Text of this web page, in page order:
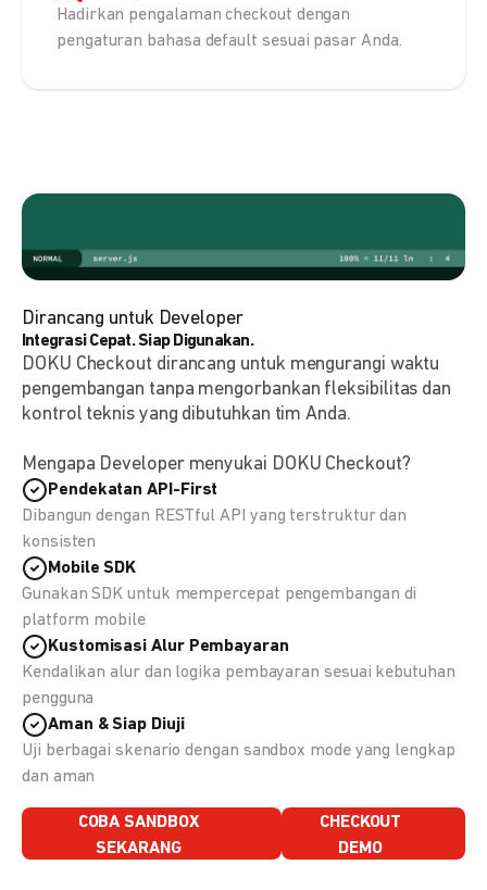
Hadirkan pengalaman checkout dengan
pengaturan bahasa default sesuai pasar Anda.
Dirancang untuk Developer
Integrasi Cepat. Siap Digunakan.
DOKU Checkout dirancang untuk mengurangi waktu
pengembangan tanpa mengorbankan fleksibilitas dan
kontrol teknis yang dibutuhkan tim Anda.
Mengapa Developer menyukai DOKU Checkout?
Pendekatan API-First
Dibangun dengan RESTful API yang terstruktur dan
konsisten
Mobile SDK
Gunakan SDK untuk mempercepat pengembangan di
platform mobile
Kustomisasi Alur Pembayaran
Kendalikan alur dan logika pembayaran sesuai kebutuhan
pengguna
Aman & Siap Diuji
Uji berbagai skenario dengan sandbox mode yang lengkap
dan aman
COBA SANDBOX
SEKARANG
CHECKOUT
DEMO